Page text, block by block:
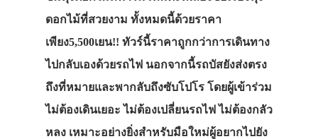
ดอกไม้ที่สวยงาม ทั้งหมดนี้ด้วยราคา
เพียง5,500เยน!! ทัวร์นี้ราคาถูกกว่าการเดินทาง
ไปกลับเองด้วยรถไฟ นอกจากนี้รถบัสยังส่งตรง
ถึงที่หมายและพากลับถึงซับโปโร โดยผู้เข้าร่วม
ไม่ต้องเดินเยอะ ไม่ต้องเปลี่ยนรถไฟ ไม่ต้องกลัว
หลง เหมาะอย่างยิ่งสำหรับมือใหม่ผู้อยากไปยัง